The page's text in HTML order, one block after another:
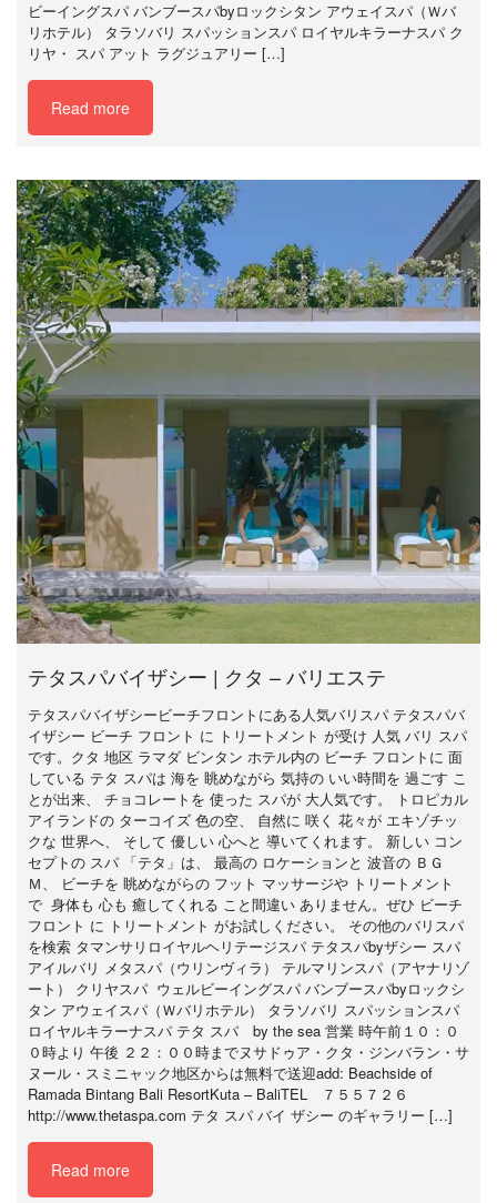
ビーイングスパ バンブースパbyロックシタン アウェイスパ（Ｗバ
リホテル） タラソバリ スパッションスパ ロイヤルキラーナスパ ク
リヤ・ スパ アット ラグジュアリー […]
Read more
テタスパバイザシー | クタ – バリエステ
テタスパバイザシービーチフロントにある人気バリスパ テタスパバ
イザシー ビーチ フロント に トリートメント が受け 人気 バリ スパ
です。クタ 地区 ラマダ ビンタン ホテル内の ビーチ フロントに 面
している テタ スパは 海を 眺めながら 気持の いい時間を 過ごす こ
とが出来、 チョコレートを 使った スパが 大人気です。 トロピカル
アイランドの ターコイズ 色の空、 自然に 咲く 花々が エキゾチッ
クな 世界へ、 そして 優しい 心へと 導いてくれます。 新しい コン
セプトの スパ 「テタ」は、 最高の ロケーションと 波音の ＢＧ
Ｍ、 ビーチを 眺めながらの フット マッサージや トリートメント
で 身体も 心も 癒してくれる こと間違い ありません。ぜひ ビーチ
フロント に トリートメント がお試しください。 その他のバリスパ
を検索 タマンサリロイヤルヘリテージスパ テタスパbyザシー スパ
アイルバリ メタスパ（ウリンヴィラ） テルマリンスパ（アヤナリゾ
ート） クリヤスパ ウェルビーイングスパ バンブースパbyロックシ
タン アウェイスパ（Ｗバリホテル） タラソバリ スパッションスパ
ロイヤルキラーナスパ テタ スパ by the sea 営業 時午前１０：０
０時より 午後 ２２：００時までヌサドゥア・クタ・ジンバラン・サ
ヌール・スミニャック地区からは無料で送迎add: Beachside of
Ramada Bintang Bali ResortKuta – BaliTEL ７５５７２６
http://www.thetaspa.com テタ スパ バイ ザシー のギャラリー […]
Read more